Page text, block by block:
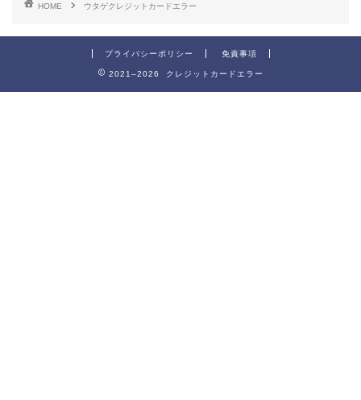
HOME ウタゲクレジットカードエラー
プライバシーポリシー 免責事項
2021–2026 クレジットカードエラー